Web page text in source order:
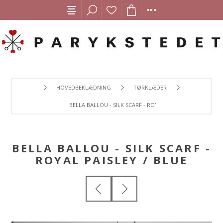
HOVEDBEKLÆDNING TØRKLÆDER
BELLA BALLOU - SILK SCARF - ROYAL PAISLEY / BLUE
BELLA BALLOU - SILK SCARF -
ROYAL PAISLEY / BLUE